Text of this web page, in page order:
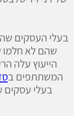
בעלי העסקים
שהם לא חלמו
הייעוץ עלה
המשתתפים ב